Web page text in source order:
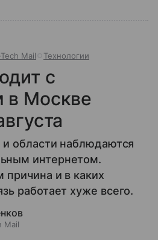
Mail Технологии
с
в Москве
и области наблюдаются
интернетом.
причина и в каких
работает хуже всего.
Mail